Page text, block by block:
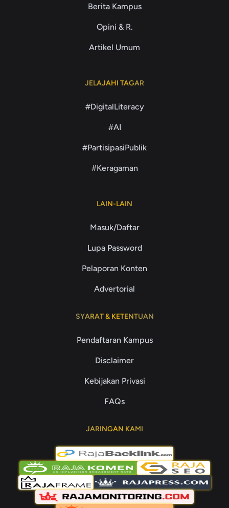
Berita Kampus
Opini & R.
Artikel Umum
JELAJAHI TAGAR
#DigitalLiteracy
#AI
#PartisipasiPublik
#Keragaman
LAIN-LAIN
Masuk/Daftar
Lupa Password
Pelaporan Konten
Advertorial
SYARAT & KETENTUAN
Pendaftaran Kampus
Disclaimer
Kebijakan Privasi
FAQs
JARINGAN KAMI